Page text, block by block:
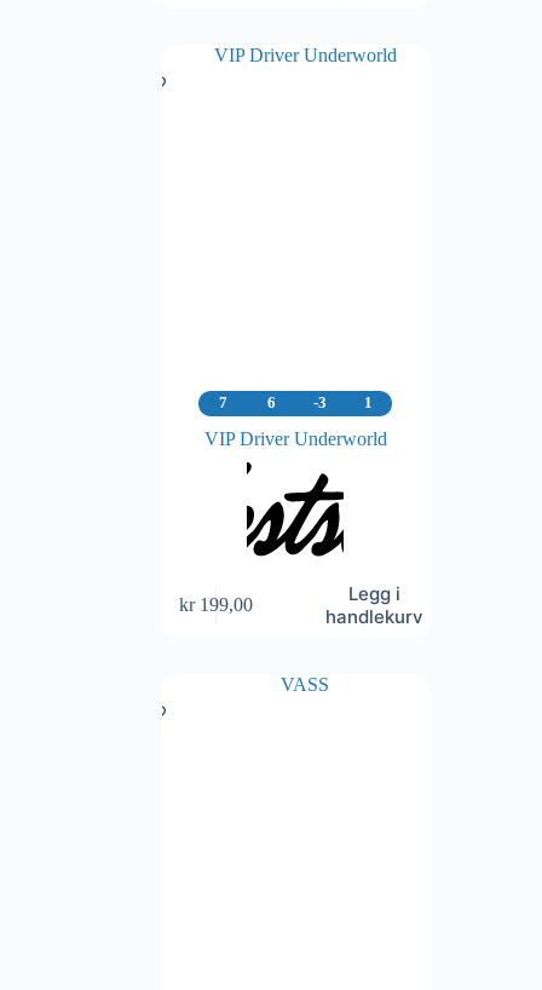
7 6 -3 1
VIP Driver Underworld
kr199,00
Legg i
handlekurv